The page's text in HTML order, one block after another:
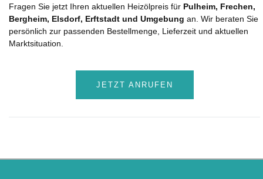
Fragen Sie jetzt Ihren aktuellen Heizölpreis für Pulheim, Frechen,
Bergheim, Elsdorf, Erftstadt und Umgebung an. Wir beraten Sie
persönlich zur passenden Bestellmenge, Lieferzeit und aktuellen
Marktsituation.
JETZT ANRUFEN